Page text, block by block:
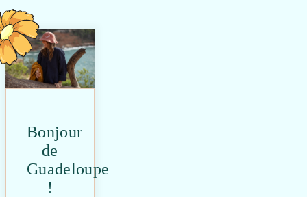
Bonjour
de
Guadeloupe
!